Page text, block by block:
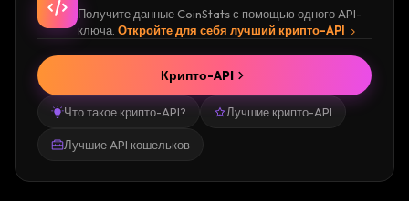
Получите данные CoinStats с помощью одного API-
ключа. Откройте для себя лучший крипто-API
Что такое крипто-API? Лучшие крипто-API
Лучшие API кошельков
Крипто-API